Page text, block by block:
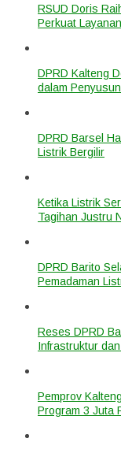
RSUD Doris
Perkuat
DPRD Kalteng
dalam
DPRD Barsel
Listrik Bergilir
Ketika Listrik
Tagihan Justru
DPRD Barito
Pemadaman
Reses DPRD
Infrastruktur
Pemprov
Program 3 Juta